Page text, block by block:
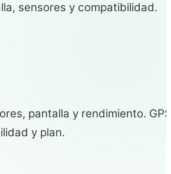
sensores y compatibilidad.
pantalla y rendimiento. GPS
y plan.